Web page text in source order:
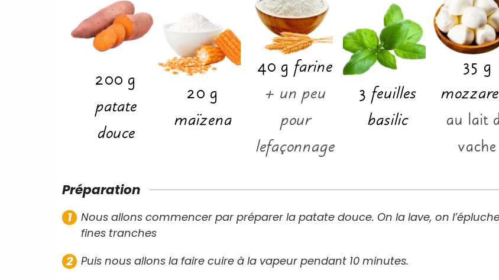
200 g
patate
douce
20 g
maïzena
40 g farine
+ un peu
pour
lefaçonnage
3 feuilles
basilic
35 g
au lait
vache
Préparation
Nous allons commencer par préparer la patate douce. On la lave, on
fines tranches
Puis nous allons la faire cuire à la vapeur pendant 10 minutes.